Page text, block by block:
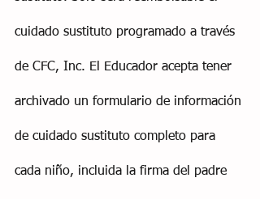
cuidado sustituto programado a través
de CFC, Inc. El Educador acepta tener
archivado un formulario de información
de cuidado sustituto completo para
cada niño, incluida la firma del padre